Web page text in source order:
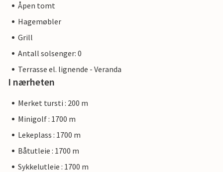
Åpen tomt
Hagemøbler
Grill
Antall solsenger: 0
Terrasse el. lignende - Veranda
I nærheten
Merket tursti : 200 m
Minigolf : 1700 m
Lekeplass : 1700 m
Båtutleie : 1700 m
Sykkelutleie : 1700 m